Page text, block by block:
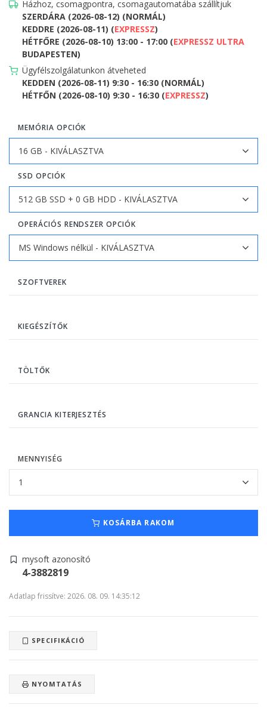
Házhoz, csomagpontra, csomagautomatába szállítjuk
SZERDÁRA (2026-08-12) (NORMÁL)
KEDDRE (2026-08-11) (EXPRESSZ)
HÉTFŐRE (2026-08-10) 13:00 - 17:00 (EXPRESSZ ULTRA
BUDAPESTEN)
Ügyfélszolgálatunkon átveheted
KEDDEN (2026-08-11) 9:30 - 16:30 (NORMÁL)
HÉTFŐN (2026-08-10) 9:30 - 16:30 (EXPRESSZ)
MEMÓRIA OPCIÓK
SSD OPCIÓK
OPERÁCIÓS RENDSZER OPCIÓK
SZOFTVEREK
KIEGÉSZÍTŐK
TÖLTŐK
GRANCIA KITERJESZTÉS
MENNYISÉG
KOSÁRBA RAKOM
mysoft azonosító
4-3882819
Adatlap frissítve: 2026. 08. 09. 14:35:12
SPECIFIKÁCIÓ
NYOMTATÁS